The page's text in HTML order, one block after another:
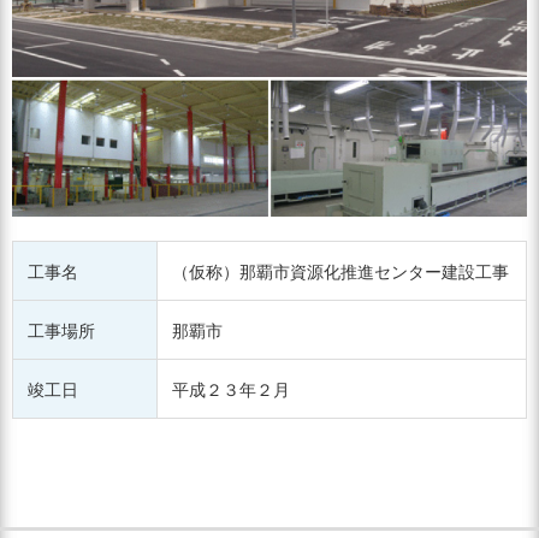
工事名 （仮称）那覇市資源化推進センター建設工事
工事場所 那覇市
竣工日 平成２３年２月